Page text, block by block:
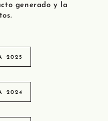
generado y la
2025
2024